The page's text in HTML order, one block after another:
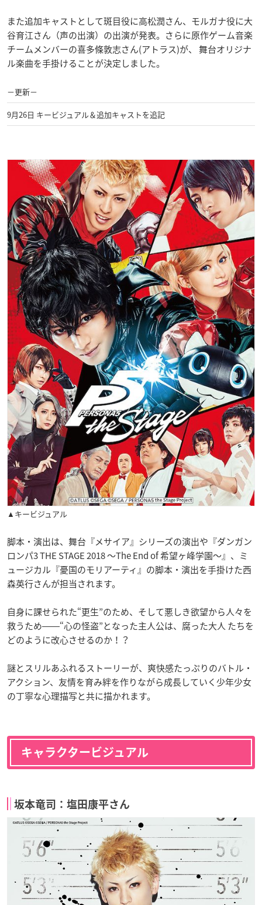
また追加キャストとして斑目役に高松潤さん、モルガナ役に大
谷育江さん（声の出演）の出演が発表。さらに原作ゲーム音楽
チームメンバーの喜多條敦志さん(アトラス)が、 舞台オリジナ
ル楽曲を手掛けることが決定しました。
−更新−
9月26日 キービジュアル＆追加キャストを追記
▲キービジュアル
脚本・演出は、舞台『メサイア』シリーズの演出や『ダンガン
ロンパ3 THE STAGE 2018 ～The End of 希望ヶ峰学園～』、ミ
ュージカル『憂国のモリアーティ』の脚本・演出を手掛けた西
森英行さんが担当されます。
自身に課せられた“更生”のため、そして悪しき欲望から人々を
救うため――“心の怪盗”となった主人公は、腐った大人 たちを
どのように改心させるのか！？
謎とスリルあふれるストーリーが、爽快感たっぷりのバトル・
アクション、友情を育み絆を作りながら成長していく少年少女
の丁寧な心理描写と共に描かれます。
キャラクタービジュアル
坂本竜司：塩田康平さん